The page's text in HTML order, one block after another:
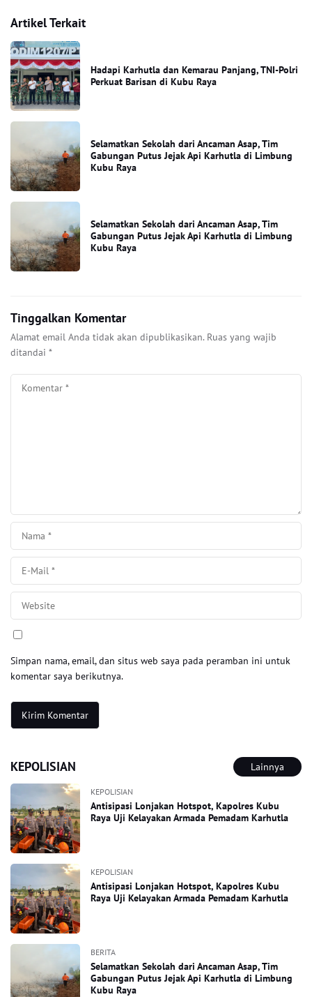
Artikel Terkait
Hadapi Karhutla dan Kemarau Panjang, TNI-Polri
Perkuat Barisan di Kubu Raya
Selamatkan Sekolah dari Ancaman Asap, Tim
Gabungan Putus Jejak Api Karhutla di Limbung
Kubu Raya
Selamatkan Sekolah dari Ancaman Asap, Tim
Gabungan Putus Jejak Api Karhutla di Limbung
Kubu Raya
Tinggalkan Komentar
Alamat email Anda tidak akan dipublikasikan. Ruas yang wajib
ditandai *
Simpan nama, email, dan situs web saya pada peramban ini untuk
komentar saya berikutnya.
KEPOLISIAN Lainnya
KEPOLISIAN
Antisipasi Lonjakan Hotspot, Kapolres Kubu
Raya Uji Kelayakan Armada Pemadam Karhutla
KEPOLISIAN
Antisipasi Lonjakan Hotspot, Kapolres Kubu
Raya Uji Kelayakan Armada Pemadam Karhutla
BERITA
Selamatkan Sekolah dari Ancaman Asap, Tim
Gabungan Putus Jejak Api Karhutla di Limbung
Kubu Raya